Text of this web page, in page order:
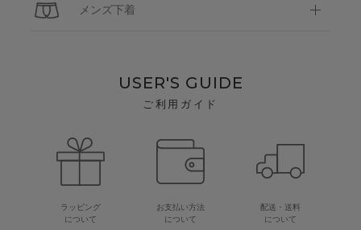
メンズ下着
USER'S GUIDE
ご利用ガイド
ラッピング
について
お支払い方法
について
配送・送料
について